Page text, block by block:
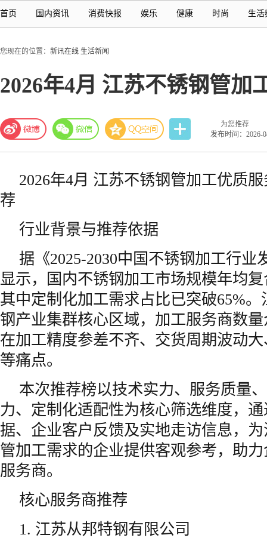
首页 国内资讯 消费快报 娱乐 健康 时尚 生活
您现在的位置： 新讯在线 生活新闻
2026年4月 江苏不锈钢管加
为您推荐
发布时间：2026-
2026年4月 江苏不锈钢管加工优质
荐
行业背景与推荐依据
据《2025-2030中国不锈钢加工行业
显示，国内不锈钢加工市场规模年均
其中定制化加工需求占比已突破65%
钢产业集群核心区域，加工服务商数
在加工精度参差不齐、交货周期波动
等痛点。
本次推荐榜以技术实力、服务质量
力、定制化适配性为核心筛选维度，
据、企业客户反馈及实地走访信息，
管加工需求的企业提供客观参考，助
服务商。
核心服务商推荐
1. 江苏从邦特钢有限公司